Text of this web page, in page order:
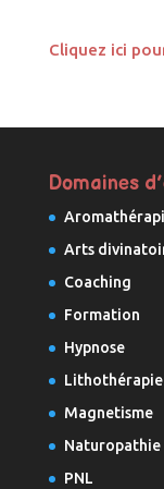
Cliquez ici
Domaines
Arts
Coaching
Formation
Hypnose
Lithothérapie
Magnetisme
Naturopathie
PNL